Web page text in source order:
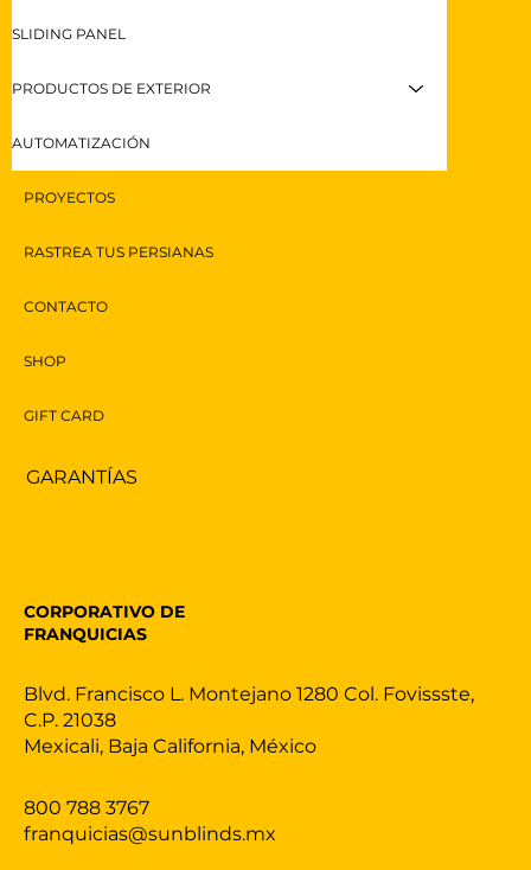
SLIDING PANEL
PRODUCTOS DE EXTERIOR
AUTOMATIZACIÓN
PROYECTOS
RASTREA TUS PERSIANAS
CONTACTO
SHOP
GIFT CARD
GARANTÍAS
800 788 3767
franquicias@sunblinds.mx
Blvd. Francisco L. Montejano 1280 Col. Fovissste,
C.P. 21038
Mexicali, Baja California, México
CORPORATIVO DE
FRANQUICIAS